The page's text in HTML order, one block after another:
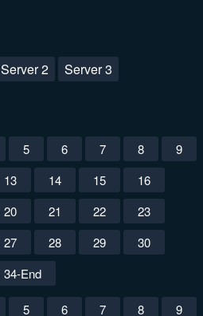
Server 2 Server 3
5 6 7 8
9
13 14 15
16
20 21 22
23
27 28 29
30
34-End
5 6 7 8
9